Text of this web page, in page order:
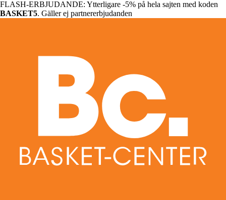
FLASH-ERBJUDANDE: Ytterligare -5% på hela sajten med koden
BASKET5. Gäller ej partnererbjudanden